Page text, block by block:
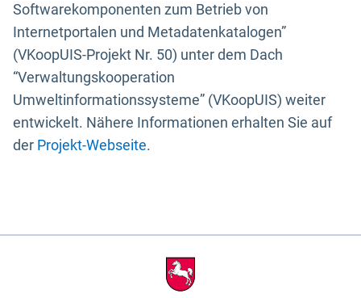
Softwarekomponenten zum Betrieb von
Internetportalen und Metadatenkatalogen”
(VKoopUIS-Projekt Nr. 50) unter dem Dach
“Verwaltungskooperation
Umweltinformationssysteme” (VKoopUIS) weiter
entwickelt. Nähere Informationen erhalten Sie auf
der Projekt-Webseite.